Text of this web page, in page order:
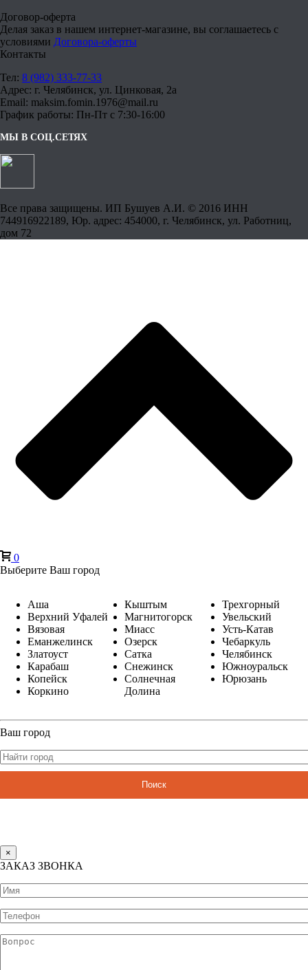
Договор-оферта
Делая заказ в нашем интернет-магазине, вы соглашаетесь с
условиями Договора-оферты
Контакты
Тел: 8 (982) 333-77-33
Адрес: г. Челябинск, ул. Цинковая, 2а
Email: maksim.fomin.1976@mail.ru
График работы: Пн-Пт с 7:30-16:00
МЫ В СОЦ.СЕТЯХ
Все права защищены. ИП Бушуев А.И. © 2016 ИНН
744916922189, Юр. адрес: 454000, г. Челябинск, ул. Работниц,
дом 72
0
Выберите Ваш город
Аша
Верхний Уфалей
Вязовая
Еманжелинск
Златоуст
Карабаш
Копейск
Коркино
Кыштым
Магнитогорск
Миасс
Озерск
Сатка
Снежинск
Солнечная
Долина
Трехгорный
Увельский
Усть-Катав
Чебаркуль
Челябинск
Южноуральск
Юрюзань
Ваш город
Поиск
×
ЗАКАЗ ЗВОНКА